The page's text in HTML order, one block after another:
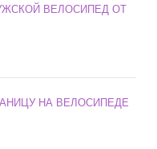
ВЕЛОСИПЕД ОТ
НА ВЕЛОСИПЕДЕ